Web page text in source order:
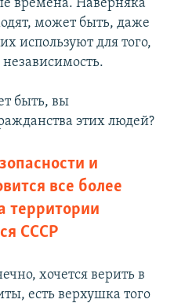
времена. Наверняка
может быть, даже
используют для того,
независимость.
быть, вы
этих людей?
и
все более
территории
СССР
хочется верить в
есть верхушка того